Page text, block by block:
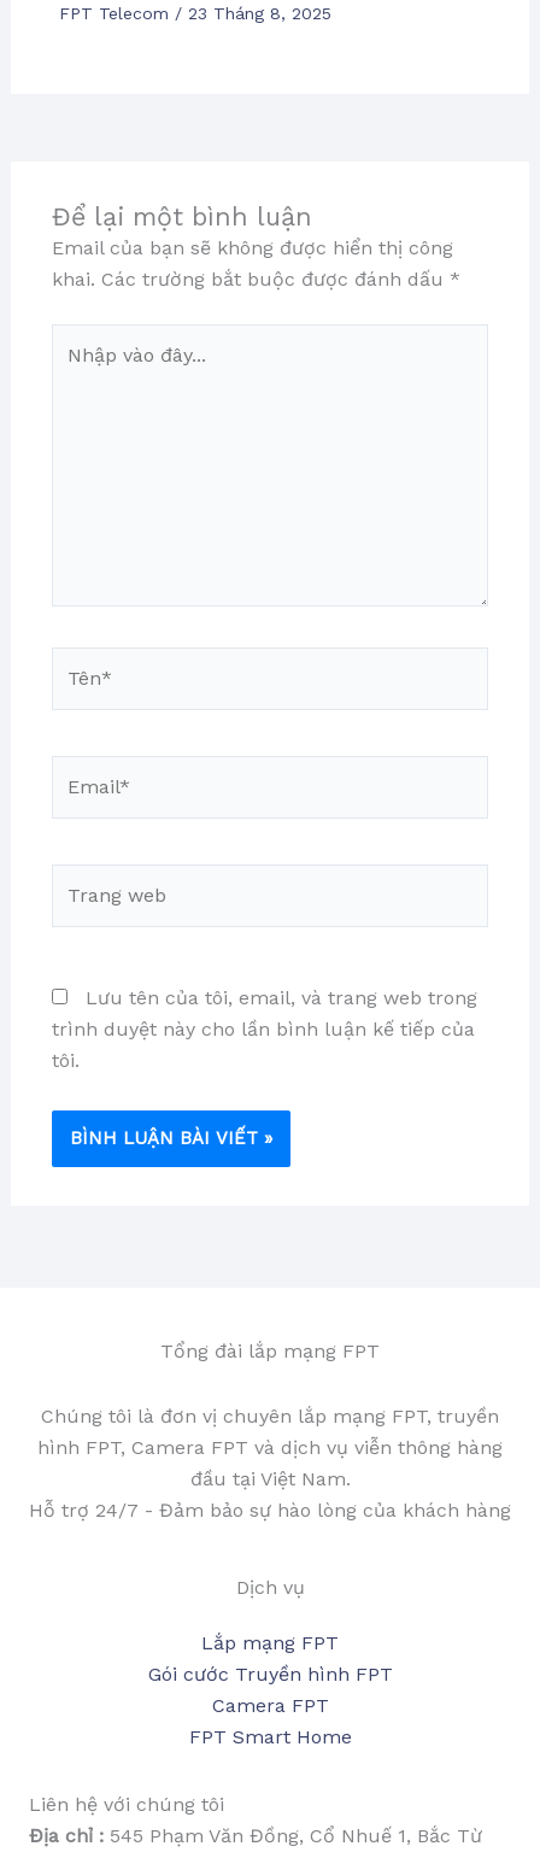
FPT Telecom / 23 Tháng 8, 2025
Để lại một bình luận
Email của bạn sẽ không được hiển thị công
khai. Các trường bắt buộc được đánh dấu *
vào
web
Lưu tên của tôi, email, và trang web trong
trình duyệt này cho lần bình luận kế tiếp của
tôi.
Tổng đài lắp mạng FPT
Chúng tôi là đơn vị chuyên lắp mạng FPT, truyền
hình FPT, Camera FPT và dịch vụ viễn thông hàng
đầu tại Việt Nam.
Hỗ trợ 24/7 - Đảm bảo sự hào lòng của khách hàng
Dịch vụ
Lắp mạng FPT
Gói cước Truyền hình FPT
Camera FPT
FPT Smart Home
Liên hệ với chúng tôi
Địa chỉ : 545 Phạm Văn Đồng, Cổ Nhuế 1, Bắc Từ